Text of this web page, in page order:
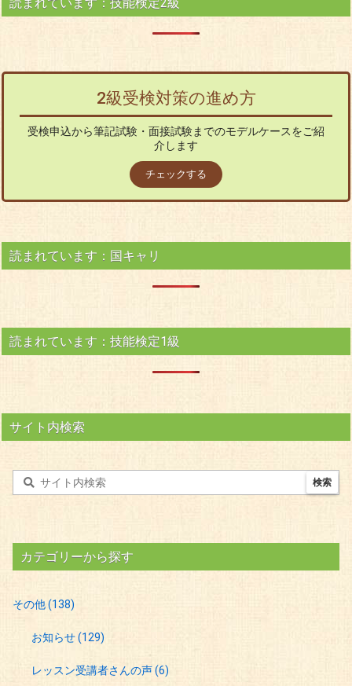
2級受検対策の進め方
受検申込から筆記試験・面接試験までのモデルケースをご紹
介します
チェックする
読まれています：国キャリ
読まれています：技能検定1級
サイト内検索
カテゴリーから探す
その他(138)
お知らせ(129)
レッスン受講者さんの声(6)